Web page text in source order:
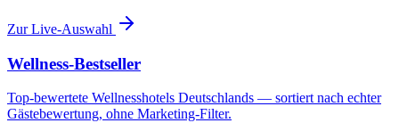
Zur Live-Auswahl
Wellness-Bestseller
Top-bewertete Wellnesshotels Deutschlands — sortiert nach echter
Gästebewertung, ohne Marketing-Filter.